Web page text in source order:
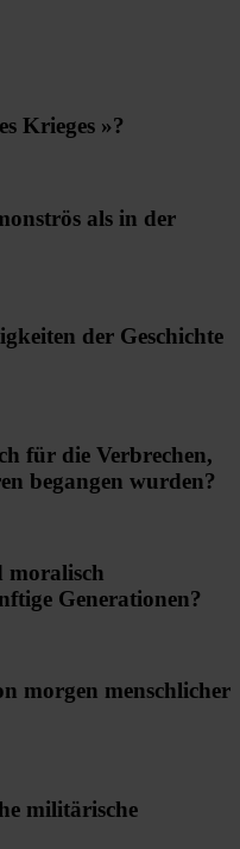
Krieges »?
als in der
der Geschichte
für die Verbrechen,
begangen wurden?
moralisch
Generationen?
morgen menschlicher
militärische